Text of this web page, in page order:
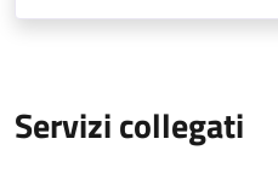
Servizi collegati